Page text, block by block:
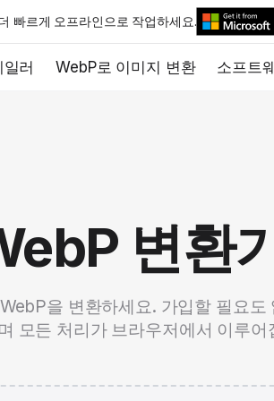
빠르게 오프라인으로 작업하세요.
러 WebP로 이미지 변환 소프트
변환
을 변환하세요. 가입할 필요도
모든 처리가 브라우저에서 이루어